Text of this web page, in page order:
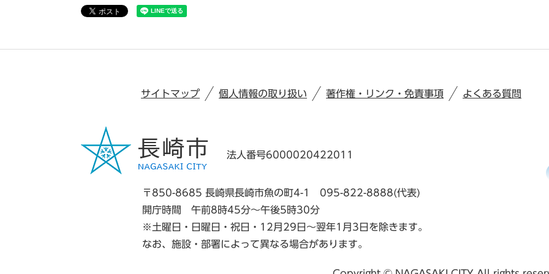
サイトマップ 個人情報の取り扱い 著作権・リンク・免責事項 よくある質問
法人番号6000020422011
〒850-8685 長崎県長崎市魚の町4-1
095-822-8888(代表)
開庁時間 午前8時45分～午後5時30分
※土曜日・日曜日・祝日・12月29日～翌年1月3日を除きます。
なお、施設・部署によって異なる場合があります。